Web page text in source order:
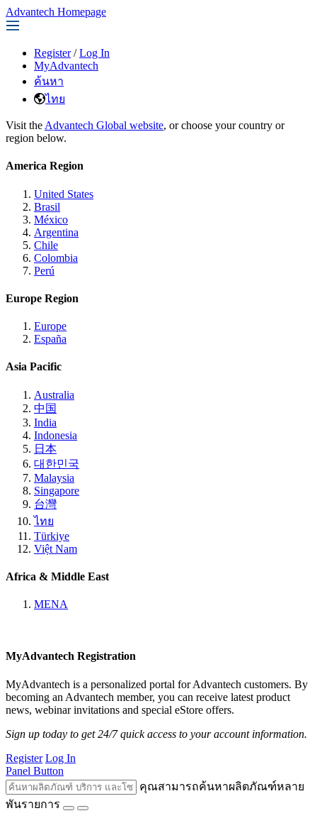
Advantech Homepage
Register / Log In
MyAdvantech
ค้นหา
ไทย
Visit the Advantech Global website, or choose your country or
region below.
America Region
United States
Brasil
México
Argentina
Chile
Colombia
Perú
Europe Region
Europe
España
Asia Pacific
Australia
中国
India
Indonesia
日本
대한민국
Malaysia
Singapore
台灣
ไทย
Türkiye
Việt Nam
Africa & Middle East
MENA
MyAdvantech Registration
MyAdvantech is a personalized portal for Advantech customers. By
becoming an Advantech member, you can receive latest product
news, webinar invitations and special eStore offers.
Sign up today to get 24/7 quick access to your account information.
Register Log In
Panel Button
คุณสามารถค้นหาผลิตภัณฑ์หลาย
พันรายการ